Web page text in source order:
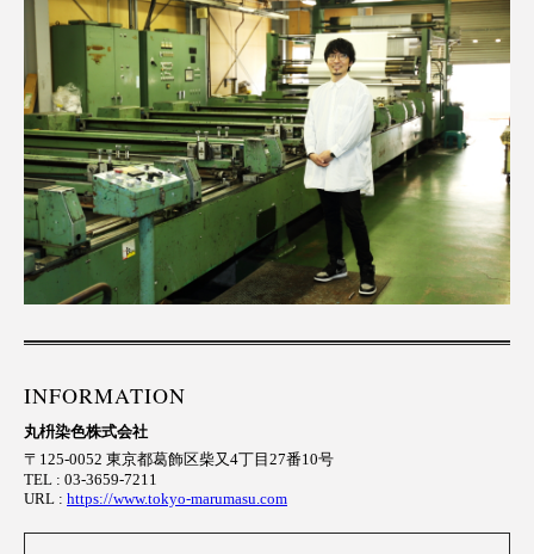
INFORMATION
丸枡染色株式会社
〒125-0052 東京都葛飾区柴又4丁目27番10号
TEL : 03-3659-7211
URL : https://www.tokyo-marumasu.com